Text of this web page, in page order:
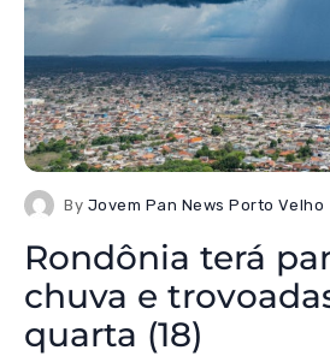
By Jovem Pan News Porto Velho
Rondônia terá
chuva e
quarta (18)